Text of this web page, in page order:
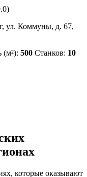
ул. Коммуны, д. 67,
(м²): 500 Станков: 10
которые оказывают